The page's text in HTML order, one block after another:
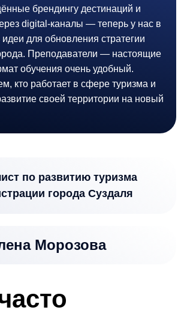
брендингу дестинаций и
digital-каналы — теперь у нас в
идеи для обновления стратегии
Преподаватели — настоящие
обучения очень удобный.
кто работает в сфере туризма и
своей территории на новый
по развитию туризма
города Суздаля
Морозова